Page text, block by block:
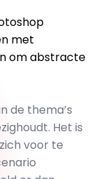
met
om abstracte
de thema’s
Het is
voor te